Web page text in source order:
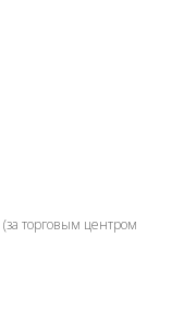
(за торговым центром